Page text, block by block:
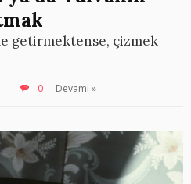
getirmektense, çizmek
0 Devamı »